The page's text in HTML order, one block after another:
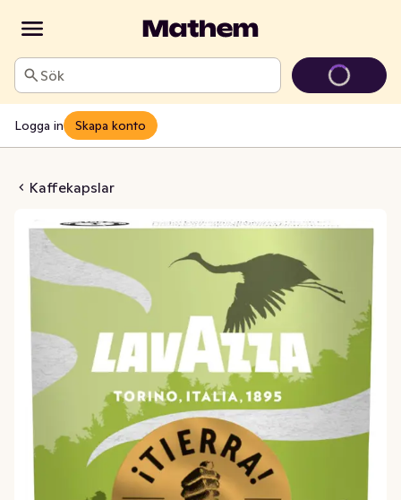
Sök
Logga in Skapa konto
Kaffekapslar
7 Kaffekapslar EKO